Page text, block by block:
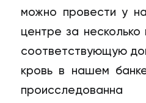
можно провести у
центре за
соответствующую
кровь в нашем